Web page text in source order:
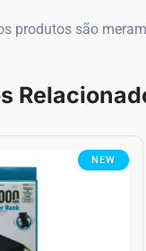
produtos são
NEW